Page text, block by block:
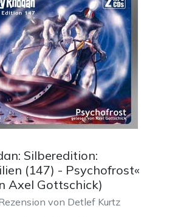
Silberedition:
(147) - Psychofrost«
Axel Gottschick)
von Detlef Kurtz